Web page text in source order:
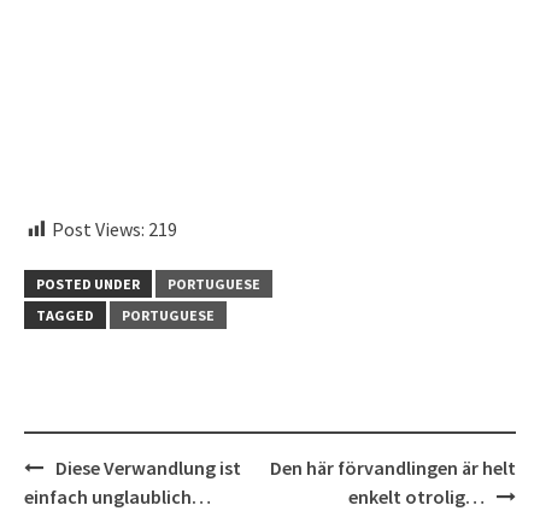
Post Views: 219
POSTED UNDER
PORTUGUESE
TAGGED
PORTUGUESE
Post
navigation
Diese Verwandlung ist
einfach unglaublich…
Den här förvandlingen är helt
enkelt otrolig…